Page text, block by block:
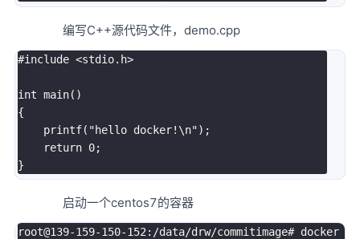
编写C++源代码文件，demo.cpp
#include <stdio.h>
int main( )
{
printf( "hello docker!\n") ;
return 0;
}
启动一个centos7的容器
root@139-159-150-152:/data/drw/commitimage# docker